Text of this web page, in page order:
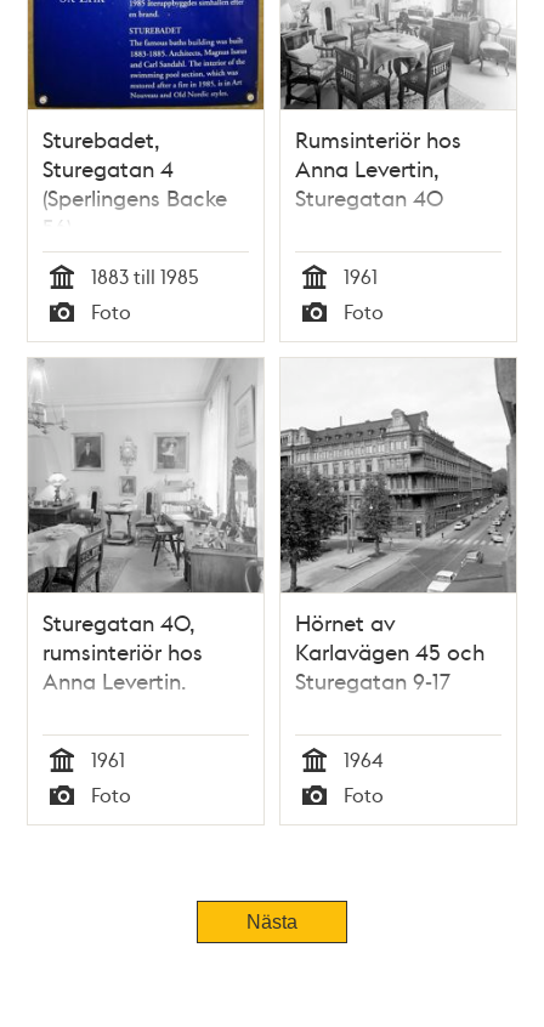
Sturebadet,
Sturegatan 4
(Sperlingens Backe
56)
Tid
1883 till 1985
Typ
Foto
Rumsinteriör hos
Anna Levertin,
Sturegatan 40
Tid
1961
Typ
Foto
Sturegatan 40,
rumsinteriör hos
Anna Levertin.
Tid
1961
Typ
Foto
Hörnet av
Karlavägen 45 och
Sturegatan 9-17
Tid
1964
Typ
Foto
Nästa